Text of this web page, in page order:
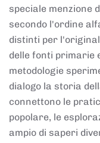
speciale menzione
secondo l'ordine
distinti per
delle fonti primarie
metodologie
dialogo la storia
connettono le
popolare, le
ampio di saperi